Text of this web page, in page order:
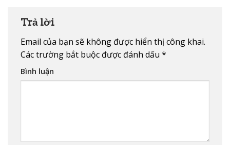
Trả lời
Email của bạn sẽ không được hiển thị công khai.
Các trường bắt buộc được đánh dấu *
Bình luận